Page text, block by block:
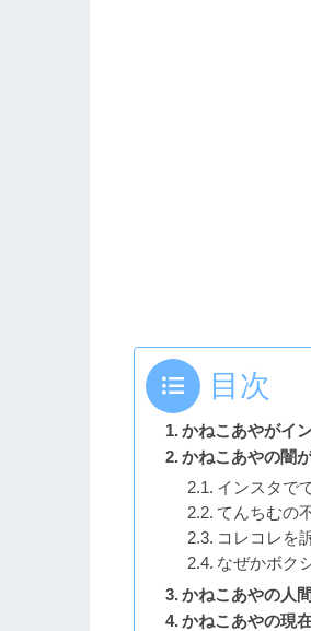
目次
かねこあやがイ
かねこあやの闇
インスタで
てんちむの
コレコレを
なぜかボク
かねこあやの人
かねこあやの現